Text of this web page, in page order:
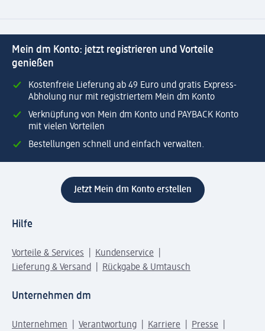
Mein dm Konto: jetzt registrieren und Vorteile
genießen
Kostenfreie Lieferung ab 49 Euro und gratis Express-
Abholung nur mit registriertem Mein dm Konto
Verknüpfung von Mein dm Konto und PAYBACK Konto
mit vielen Vorteilen
Bestellungen schnell und einfach verwalten.
Jetzt Mein dm Konto erstellen
Hilfe
Vorteile & Services
Kundenservice
Lieferung & Versand
Rückgabe & Umtausch
Unternehmen dm
Unternehmen Verantwortung Karriere
Presse